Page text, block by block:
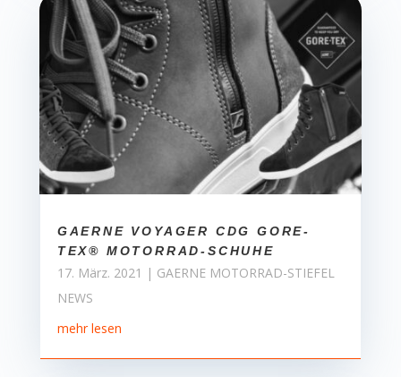
GAERNE VOYAGER CDG GORE-
TEX® MOTORRAD-SCHUHE
17. März. 2021 | GAERNE MOTORRAD-STIEFEL
NEWS
mehr lesen